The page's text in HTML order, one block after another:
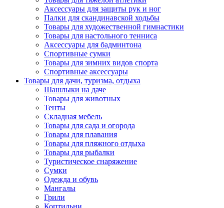
Аксессуары для защиты рук и ног
Палки для скандинавской ходьбы
Товары для художественной гимнастики
Товары для настольного тенниса
Аксессуары для бадминтона
Спортивные сумки
Товары для зимних видов спорта
Спортивные аксессуары
Товары для дачи, туризма, отдыха
Шашлыки на даче
Товары для животных
Тенты
Складная мебель
Товары для сада и огорода
Товары для плавания
Товары для пляжного отдыха
Товары для рыбалки
Туристическое снаряжение
Сумки
Одежда и обувь
Мангалы
Грили
Коптильни